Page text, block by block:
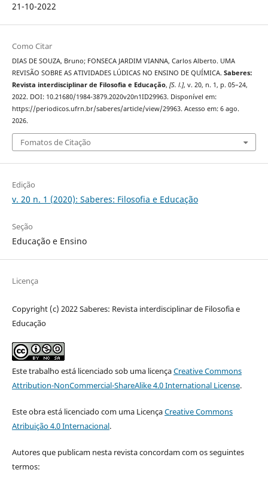
21-10-2022
Como Citar
DIAS DE SOUZA, Bruno; FONSECA JARDIM VIANNA, Carlos Alberto. UMA
REVISÃO SOBRE AS ATIVIDADES LÚDICAS NO ENSINO DE QUÍMICA. Saberes:
Revista interdisciplinar de Filosofia e Educação, [S. l.], v. 20, n. 1, p. 05–24,
2022. DOI: 10.21680/1984-3879.2020v20n1ID29963. Disponível em:
https://periodicos.ufrn.br/saberes/article/view/29963. Acesso em: 6 ago.
2026.
Fomatos de Citação
Edição
v. 20 n. 1 (2020): Saberes: Filosofia e Educação
Seção
Educação e Ensino
Licença
Copyright (c) 2022 Saberes: Revista interdisciplinar de Filosofia e
Educação
Este trabalho está licenciado sob uma licençaCreative Commons
Attribution-NonCommercial-ShareAlike 4.0 International License.
Este obra está licenciado com uma LicençaCreative Commons
Atribuição 4.0 Internacional.
Autores que publicam nesta revista concordam com os seguintes
termos: